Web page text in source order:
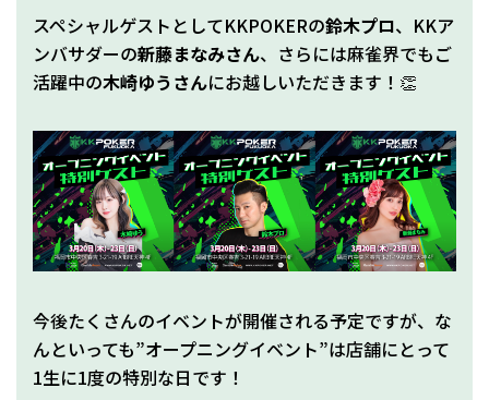
スペシャルゲストとしてKKPOKERの鈴木プロ、KKア
ンバサダーの新藤まなみさん、さらには麻雀界でもご
活躍中の木崎ゆうさんにお越しいただきます！👏
今後たくさんのイベントが開催される予定ですが、な
んといっても”オープニングイベント”は店舗にとって
1生に1度の特別な日です！